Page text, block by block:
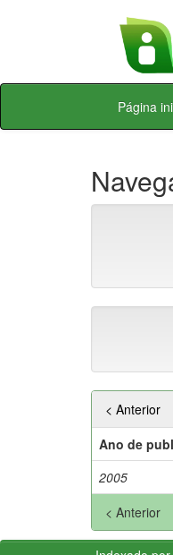
Skip
Página
< Anterior
Ano de
2005
< Anterior